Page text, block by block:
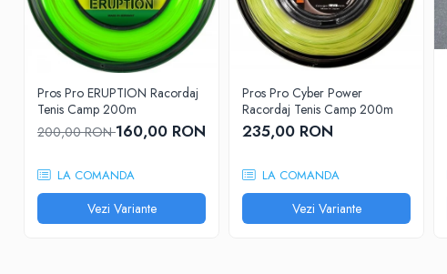
Pros Pro ERUPTION Racordaj
Tenis Camp 200m
200,00 RON160,00 RON
LA COMANDA
Vezi Variante
Pros Pro Cyber Power
Racordaj Tenis Camp 200m
235,00 RON
LA COMANDA
Vezi Variante